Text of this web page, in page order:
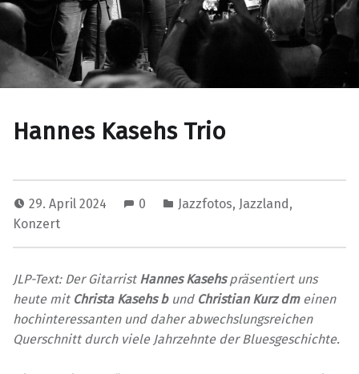
Hannes Kasehs Trio
29. April 2024 0 Jazzfotos, Jazzland,
Konzert
JLP-Text: Der Gitarrist Hannes Kasehspräsentiert uns
heute mit Christa Kasehs bund Christian Kurz dmeinen
hochinteressanten und daher abwechslungsreichen
Querschnitt durch viele Jahrzehnte der Bluesgeschichte.